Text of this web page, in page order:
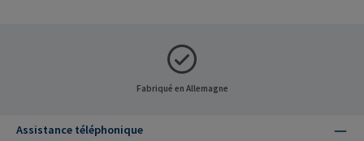
Fabriqué en Allemagne
Assistance téléphonique